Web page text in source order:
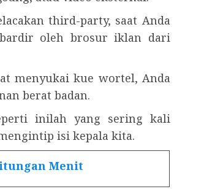
third-party, saat Anda
oleh brosur iklan dari
menyukai kue wortel, Anda
berat badan.
inilah yang sering kali
isi kepala kita.
Menit